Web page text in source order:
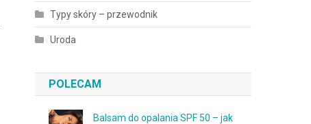
Typy skóry – przewodnik
Uroda
POLECAM
Balsam do opalania SPF 50 – jak